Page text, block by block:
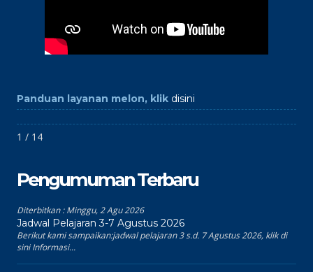
Panduan layanan melon, klik disini
1 / 14
Pengumuman Terbaru
Diterbitkan :Minggu, 2 Agu 2026
Jadwal Pelajaran 3-7 Agustus 2026
Berikut kami sampaikan:jadwal pelajaran 3 s.d. 7 Agustus 2026, klik di
sini Informasi...